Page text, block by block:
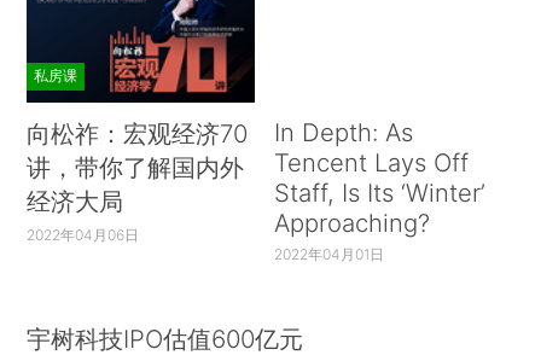
私房课
向松祚：宏观经济70
讲，带你了解国内外
经济大局
2022年04月06日
In Depth: As
Tencent Lays Off
Staff, Is Its ‘Winter’
Approaching?
2022年04月01日
宇树科技IPO估值600亿元